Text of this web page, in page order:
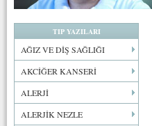
TIP YAZILARI
AĞIZ VE DİŞ SAĞLIĞI
AKCİĞER KANSERİ
ALERJİ
ALERJİK NEZLE